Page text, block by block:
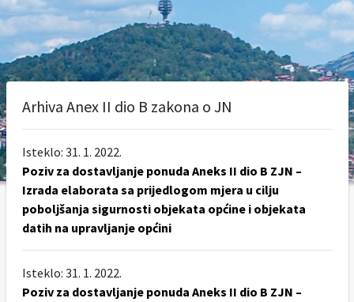
Arhiva Anex II dio B zakona o JN
Isteklo: 31. 1. 2022.
Poziv za dostavljanje ponuda Aneks II dio B ZJN –
Izrada elaborata sa prijedlogom mjera u cilju
poboljšanja sigurnosti objekata općine i objekata
datih na upravljanje općini
Isteklo: 31. 1. 2022.
Poziv za dostavljanje ponuda Aneks II dio B ZJN –